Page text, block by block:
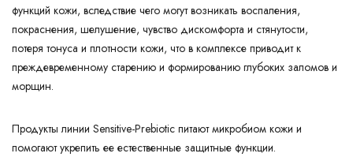
функций кожи, вследствие чего могут возникать воспаления,
покраснения, шелушение, чувство дискомфорта и стянутости,
потеря тонуса и плотности кожи, что в комплексе приводит к
преждевременному старению и формированию глубоких заломов и
морщин.
Продукты линии Sensitive-Prebiotic питают микробиом кожи и
помогают укрепить ее естественные защитные функции.